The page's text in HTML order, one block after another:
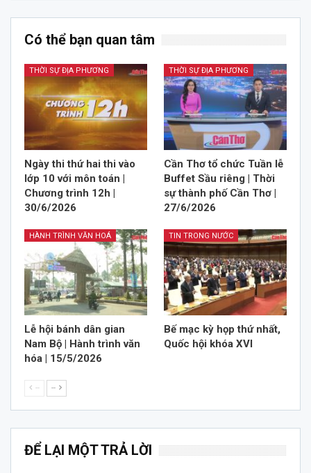
Có thể bạn quan tâm
THỜI SỰ ĐỊA PHƯƠNG
Ngày thi thứ hai thi vào
lớp 10 với môn toán |
Chương trình 12h |
30/6/2026
THỜI SỰ ĐỊA PHƯƠNG
Cần Thơ tổ chức Tuần lễ
Buffet Sầu riêng | Thời
sự thành phố Cần Thơ |
27/6/2026
HÀNH TRÌNH VĂN HOÁ
Lễ hội bánh dân gian
Nam Bộ | Hành trình văn
hóa | 15/5/2026
TIN TRONG NƯỚC
Bế mạc kỳ họp thứ nhất,
Quốc hội khóa XVI
-- --
ĐỂ LẠI MỘT TRẢ LỜI